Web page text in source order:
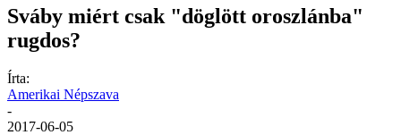
Sváby miért csak "döglött oroszlánba"
rugdos?
Írta:
Amerikai Népszava
-
2017-06-05